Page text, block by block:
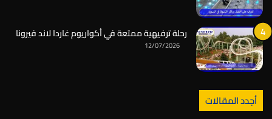
رحلة ترفيهية ممتعة في أكواريوم غاردا لاند فيرونا
12/07/2026
أجدد المقالات